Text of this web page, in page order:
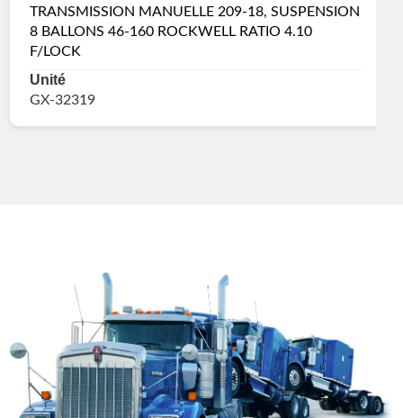
TRANSMISSION MANUELLE 209-18, SUSPENSION
8 BALLONS 46-160 ROCKWELL RATIO 4.10
F/LOCK
Unité
GX-32319